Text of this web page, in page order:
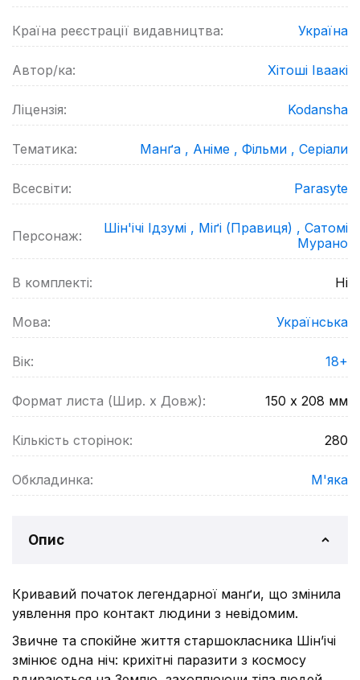
Країна реєстрації видавництва: Україна
Автор/ка: Хітоші Іваакі
Ліцензія: Kodansha
Тематика: Манґа , Аніме , Фільми , Серіали
Всесвіти: Parasyte
Персонаж: Шін'ічі Ідзумі , Міґі (Правиця) , Сатомі
Мурано
В комплекті: Ні
Мова: Українська
Вік: 18+
Формат листа (Шир. х Довж): 150 х 208 мм
Кількість сторінок: 280
Обкладинка: М'яка
Опис
Кривавий початок легендарної манґи, що змінила
уявлення про контакт людини з невідомим.
Звичне та спокійне життя старшокласника Шінʼічі
змінює одна ніч: крихітні паразити з космосу